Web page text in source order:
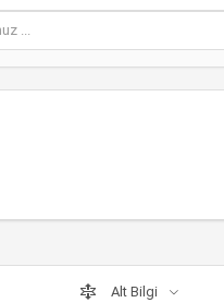
Alt Bilgi